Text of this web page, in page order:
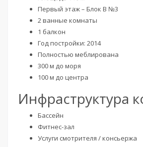
Первый этаж – Блок B №3
2 ванные комнаты
1 балкон
Год постройки: 2014
Полностью меблирована
300 м до моря
100 м до центра
Инфраструктура
Бассейн
Фитнес-зал
Услуги смотрителя / консьержа